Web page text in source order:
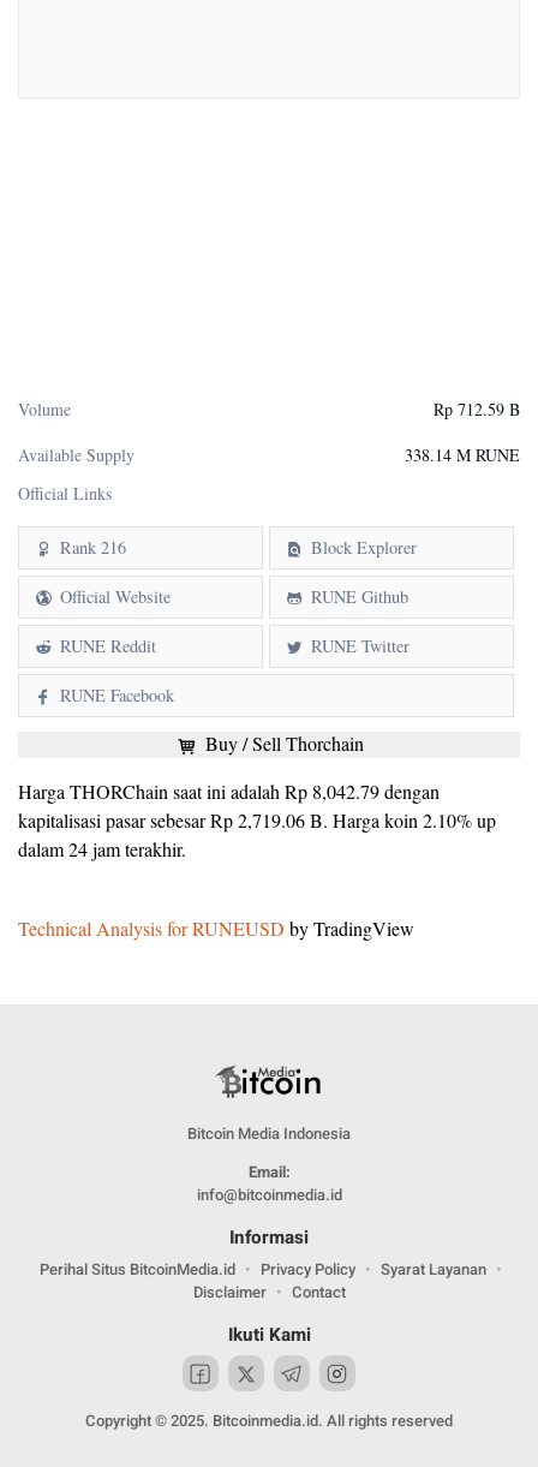
Volume
Rp 712.59 B
Available Supply
338.14 M RUNE
Official Links
Rank 216 Block Explorer
Official Website RUNE Github
RUNE Reddit RUNE Twitter
RUNE Facebook
Buy / Sell Thorchain
Harga THORChain saat ini adalah Rp 8,042.79 dengan
kapitalisasi pasar sebesar Rp 2,719.06 B. Harga koin 2.10% up
dalam 24 jam terakhir.
Technical Analysis for RUNEUSD by TradingView
Bitcoin Media Indonesia
Email:
info@bitcoinmedia.id
Informasi
Perihal Situs BitcoinMedia.id Privacy Policy
Syarat Layanan
Disclaimer
Contact
Ikuti Kami
Copyright © 2025. Bitcoinmedia.id. All rights reserved